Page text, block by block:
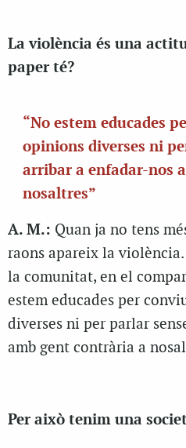
La violència és una
paper té?
“No estem educades
opinions diverses ni
arribar a enfadar-nos
nosaltres”
A. M.: Quan ja no tens
raons apareix la
la comunitat, en el
estem educades per
diverses ni per parlar
amb gent contrària a
Per això tenim una